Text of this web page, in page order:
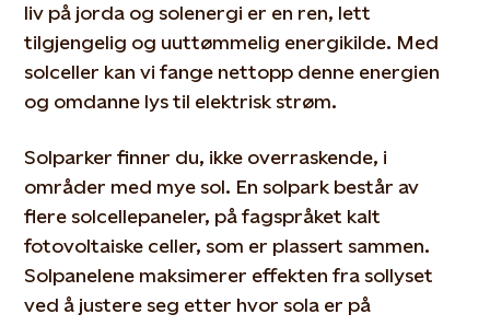
liv på jorda og solenergi er en ren, lett
tilgjengelig og uuttømmelig energikilde. Med
solceller kan vi fange nettopp denne energien
og omdanne lys til elektrisk strøm.
Solparker finner du, ikke overraskende, i
områder med mye sol. En solpark består av
flere solcellepaneler, på fagspråket kalt
fotovoltaiske celler, som er plassert sammen.
Solpanelene maksimerer effekten fra sollyset
ved å justere seg etter hvor sola er på